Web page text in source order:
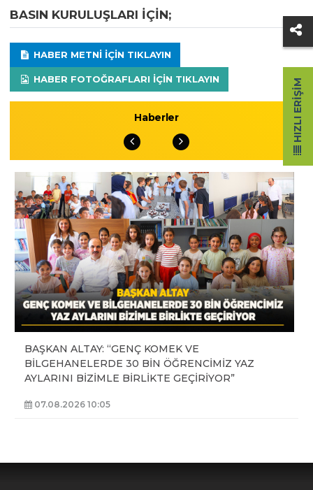
BASIN KURULUŞLARI IÇIN;
HABER METNI IÇIN TIKLAYIN
HABER FOTOĞRAFLARI IÇIN TIKLAYIN
Haberler
BAŞKAN ALTAY: “GENÇ KOMEK VE
BİLGEHANELERDE 30 BİN ÖĞRENCİMİZ YAZ
AYLARINI BİZİMLE BİRLİKTE GEÇİRİYOR”
07.08.2026 10:05
HIZLI ERIŞIM